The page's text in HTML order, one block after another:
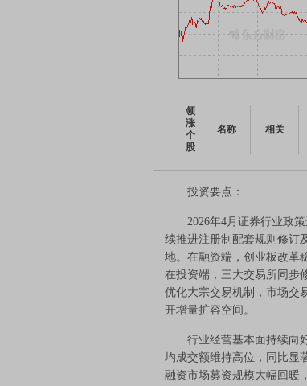
领
涨
个
股
名称 相关
投资要点：
2026年4月证券行业政策
续推进注册制配套规则修订
地。在融资端，创业板改革
在投资端，三大交易所同步
优化大宗交易机制，市场交
开增量扩容空间。
行业经营基本面持续向好
均成交额维持高位，同比显
融资市场募资规模大幅回暖